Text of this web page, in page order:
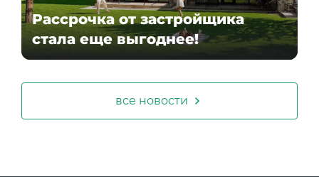
Рассрочка от застройщика
стала еще выгоднее!
все новости